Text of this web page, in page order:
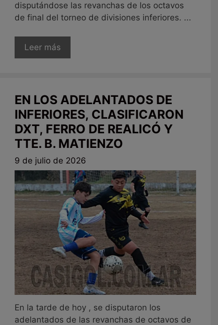
disputándose las revanchas de los octavos
de final del torneo de divisiones inferiores. ...
Leer más
EN LOS ADELANTADOS DE
INFERIORES, CLASIFICARON
DXT, FERRO DE REALICÓ Y
TTE. B. MATIENZO
9 de julio de 2026
En la tarde de hoy , se disputaron los
adelantados de las revanchas de octavos de